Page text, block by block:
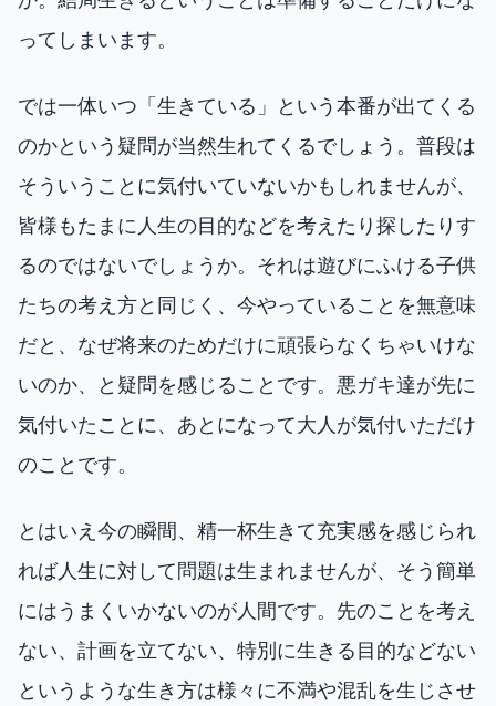
ってしまいます。
では一体いつ「生きている」という本番が出てくる
のかという疑問が当然生れてくるでしょう。普段は
そういうことに気付いていないかもしれませんが、
皆様もたまに人生の目的などを考えたり探したりす
るのではないでしょうか。それは遊びにふける子供
たちの考え方と同じく、今やっていることを無意味
だと、なぜ将来のためだけに頑張らなくちゃいけな
いのか、と疑問を感じることです。悪ガキ達が先に
気付いたことに、あとになって大人が気付いただけ
のことです。
とはいえ今の瞬間、精一杯生きて充実感を感じられ
れば人生に対して問題は生まれませんが、そう簡単
にはうまくいかないのが人間です。先のことを考え
ない、計画を立てない、特別に生きる目的などない
というような生き方は様々に不満や混乱を生じさせ